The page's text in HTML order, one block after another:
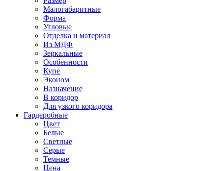
Малогабаритные
Форма
Угловые
Отделка и материал
Из МДФ
Зеркальные
Особенности
Купе
Эконом
Назначение
В коридор
Для узкого коридора
Гардеробные
Цвет
Белые
Светлые
Серые
Темные
Цена